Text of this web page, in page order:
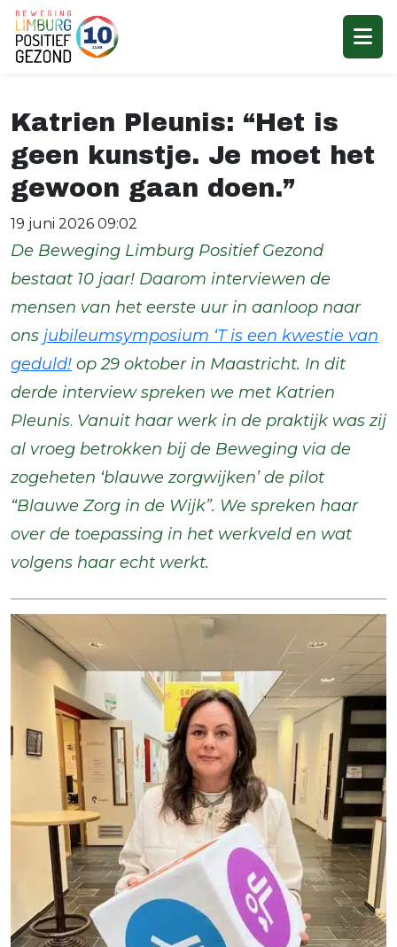
Katrien Pleunis: “Het is
geen kunstje. Je moet het
gewoon gaan doen.”
19 juni 2026 09:02
De Beweging Limburg Positief Gezond
bestaat 10 jaar! Daarom interviewen de
mensen van het eerste uur in aanloop naar
ons jubileumsymposium ‘T is een kwestie van
geduld! op 29 oktober in Maastricht. In dit
derde interview spreken we met Katrien
Pleunis. Vanuit haar werk in de praktijk was zij
al vroeg betrokken bij de Beweging via de
zogeheten ‘blauwe zorgwijken’ de pilot
“Blauwe Zorg in de Wijk”. We spreken haar
over de toepassing in het werkveld en wat
volgens haar echt werkt.